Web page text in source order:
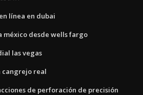
línea en dubai
méxico desde wells fargo
las vegas
cangrejo real
de perforación de precisión